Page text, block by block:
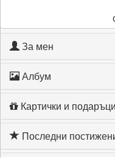
За мен
Албум
Картички и подаръци
Последни